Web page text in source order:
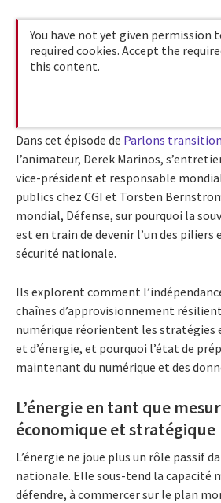
You have not yet given permission
required cookies. Accept the
this content.
Dans cet épisode de Parlons
l’animateur, Derek Marinos,
vice-président et responsable
publics chez CGI et Torsten
mondial, Défense, sur pourquoi la
est en train de devenir l’un des piliers
sécurité nationale.
Ils explorent comment
chaînes d’approvisionnement
numérique réorientent les stratégies
et d’énergie, et pourquoi l’état de
maintenant du numérique et des
L’énergie en tant que
économique et stratégique
L’énergie ne joue plus un rôle passif
nationale. Elle sous-tend la capacité
défendre, à commercer sur le plan